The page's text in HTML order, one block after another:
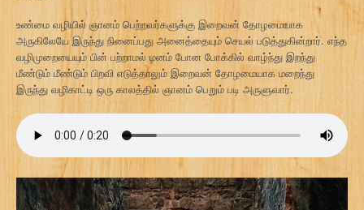
உண்மை வழியில் ஞானம் பெற்றவர்களுக்கு இறைவன் தோழமையாக
அருகிலேயே இருந்து நினைப்பது அனைத்தையும் செயல் படுத்துகின்றார். எந்த
வழிமுறையையும் பின் பற்றாமல் மனம் போன போக்கில் வாழ்ந்து இறந்து
மீண்டும் மீண்டும் பிறவி எடுத்தாலும் இறைவன் தோழமையாக மறைந்து
இருந்து வழிகாட்டி ஒரு காலத்தில் ஞானம் பெறும் படி அருளுவார்.